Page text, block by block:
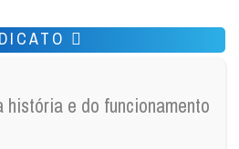
história e do funcionamento